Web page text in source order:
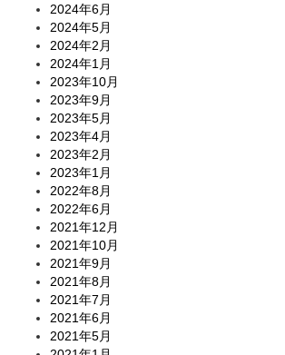
2024年6月
2024年5月
2024年2月
2024年1月
2023年10月
2023年9月
2023年5月
2023年4月
2023年2月
2023年1月
2022年8月
2022年6月
2021年12月
2021年10月
2021年9月
2021年8月
2021年7月
2021年6月
2021年5月